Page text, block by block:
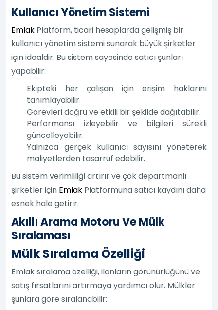
Kullanıcı Yönetim Sistemi
Emlak Platform, ticari hesaplarda gelişmiş bir
kullanıcı yönetim sistemi sunarak büyük şirketler
için idealdir. Bu sistem sayesinde satıcı şunları
yapabilir:
Ekipteki her çalışan için erişim haklarını
tanımlayabilir.
Görevleri doğru ve etkili bir şekilde dağıtabilir.
Performansı izleyebilir ve bilgileri sürekli
güncelleyebilir.
Yalnızca gerçek kullanıcı sayısını yöneterek
maliyetlerden tasarruf edebilir.
Bu sistem verimliliği artırır ve çok departmanlı
şirketler için Emlak Platformuna satıcı kaydını daha
esnek hale getirir.
Akıllı Arama Motoru Ve Mülk
Sıralaması
Mülk Sıralama Özelliği
Emlak sıralama özelliği, ilanların görünürlüğünü ve
satış fırsatlarını artırmaya yardımcı olur. Mülkler
şunlara göre sıralanabilir: